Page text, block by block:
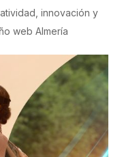
innovación y
web Almería